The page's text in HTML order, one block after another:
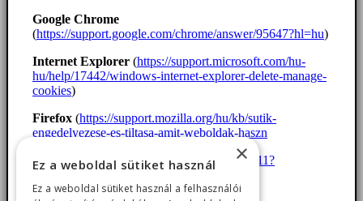
Google Chrome
(https://support.google.com/chrome/answer/95647?hl=hu)
Internet Explorer (https://support.microsoft.com/hu-
hu/help/17442/windows-internet-explorer-delete-manage-
cookies)
Firefox (https://support.mozilla.org/hu/kb/sutik-
engedelyezese-es-tiltasa-amit-weboldak-haszn
Safari(https://support.apple.com/kb/PH21411?
×
Ez a weboldal sütiket használ
Ez a weboldal sütiket használ a felhasználói